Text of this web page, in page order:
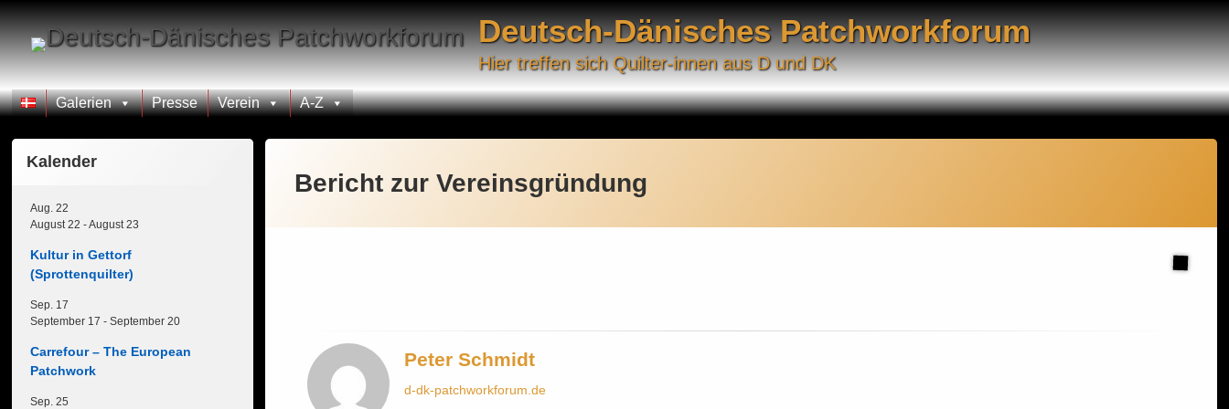
to
content
Deutsch-Dänisches Patchworkforum
Hier treffen sich Quilter-innen aus D und DK
Galerien Presse Verein A-Z
Bericht zur Vereinsgründung
Peter Schmidt
d-dk-patchworkforum.de
Kalender
Aug.22
August 22 -August 23
Kultur in Gettorf
(Sprottenquilter)
Sep. 17
September 17 -September 20
Carrefour – The European
Patchwork
Sep.25